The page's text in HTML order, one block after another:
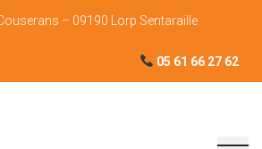
– 09190 Lorp Sentaraille
05 61 66 27 62